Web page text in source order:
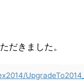
だきました。